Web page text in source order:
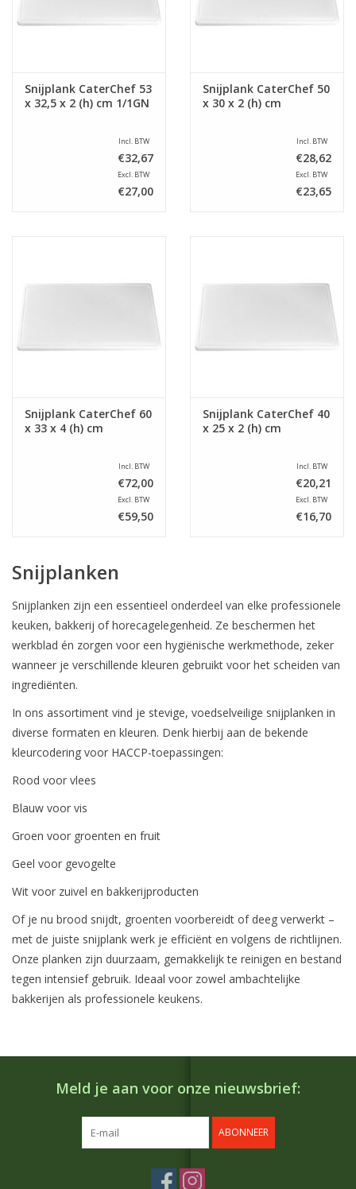
Snijplank CaterChef 53
x 32,5 x 2 (h) cm 1/1GN
Incl. BTW
€32,67
Excl. BTW
€27,00
Snijplank CaterChef 50
x 30 x 2 (h) cm
Incl. BTW
€28,62
Excl. BTW
€23,65
Snijplank CaterChef 60
x 33 x 4 (h) cm
Incl. BTW
€72,00
Excl. BTW
€59,50
Snijplank CaterChef 40
x 25 x 2 (h) cm
Incl. BTW
€20,21
Excl. BTW
€16,70
Snijplanken
Snijplanken zijn een essentieel onderdeel van elke professionele
keuken, bakkerij of horecagelegenheid. Ze beschermen het
werkblad én zorgen voor een hygiënische werkmethode, zeker
wanneer je verschillende kleuren gebruikt voor het scheiden van
ingrediënten.
In ons assortiment vind je stevige, voedselveilige snijplanken in
diverse formaten en kleuren. Denk hierbij aan de bekende
kleurcodering voor HACCP-toepassingen:
Rood voor vlees
Blauw voor vis
Groen voor groenten en fruit
Geel voor gevogelte
Wit voor zuivel en bakkerijproducten
Of je nu brood snijdt, groenten voorbereidt of deeg verwerkt –
met de juiste snijplank werk je efficiënt en volgens de richtlijnen.
Onze planken zijn duurzaam, gemakkelijk te reinigen en bestand
tegen intensief gebruik. Ideaal voor zowel ambachtelijke
bakkerijen als professionele keukens.
Meld je aan voor onze nieuwsbrief:
ABONNEER